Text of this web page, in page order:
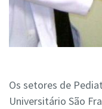
Os setores de
Universitário São